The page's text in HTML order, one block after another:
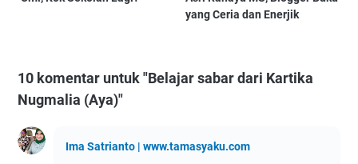
yang Ceria dan Enerjik
10 komentar untuk "Belajar sabar dari Kartika
Nugmalia (Aya)"
Ima Satrianto | www.tamasyaku.com